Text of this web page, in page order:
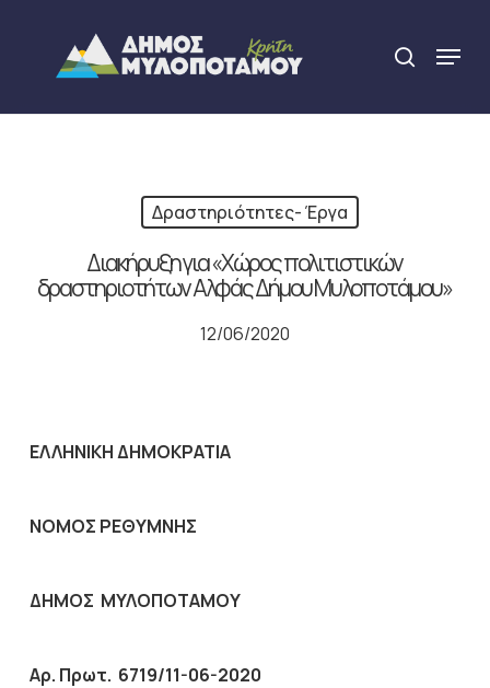
content
search
Menu
Δραστηριότητες- Έργα
Διακήρυξη για «Χώρος πολιτιστικών
δραστηριοτήτων Αλφάς Δήμου Μυλοποτάμου»
12/06/2020
ΕΛΛΗΝΙΚΗ ΔΗΜΟΚΡΑΤΙΑ
ΝΟΜΟΣ ΡΕΘΥΜΝΗΣ
ΔΗΜΟΣ ΜΥΛΟΠΟΤΑΜΟΥ
Αρ. Πρωτ. 6719/11-06-2020
Close